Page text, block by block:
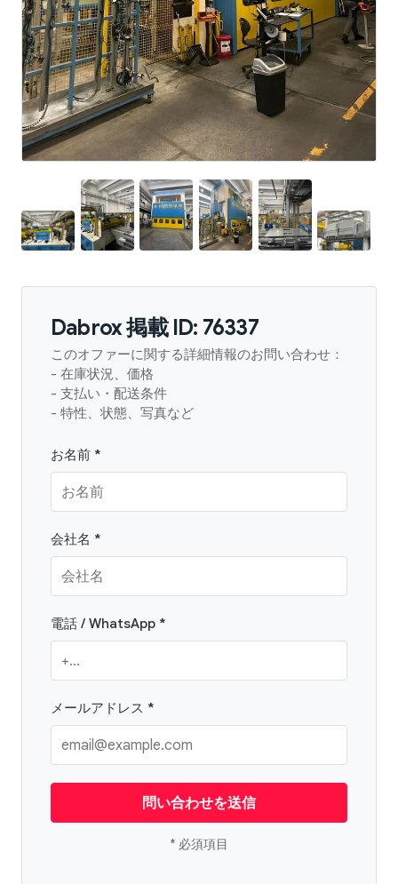
Dabrox 掲載 ID: 76337
このオファーに関する詳細情報のお問い合わせ：
- 在庫状況、価格
- 支払い・配送条件
- 特性、状態、写真など
お名前 *
会社名 *
電話 / WhatsApp *
メールアドレス *
問い合わせを送信
* 必須項目